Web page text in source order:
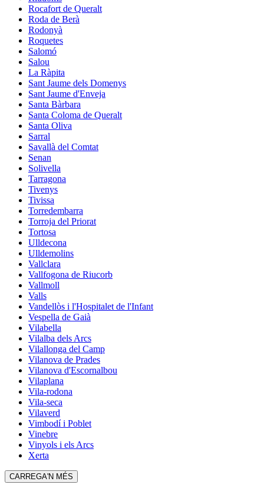
Rocafort de Queralt
Roda de Berà
Rodonyà
Roquetes
Salomó
Salou
La Ràpita
Sant Jaume dels Domenys
Sant Jaume d'Enveja
Santa Bàrbara
Santa Coloma de Queralt
Santa Oliva
Sarral
Savallà del Comtat
Senan
Solivella
Tarragona
Tivenys
Tivissa
Torredembarra
Torroja del Priorat
Tortosa
Ulldecona
Ulldemolins
Vallclara
Vallfogona de Riucorb
Vallmoll
Valls
Vandellòs i l'Hospitalet de l'Infant
Vespella de Gaià
Vilabella
Vilalba dels Arcs
Vilallonga del Camp
Vilanova de Prades
Vilanova d'Escornalbou
Vilaplana
Vila-rodona
Vila-seca
Vilaverd
Vimbodí i Poblet
Vinebre
Vinyols i els Arcs
Xerta
CARREGA'N MÉS